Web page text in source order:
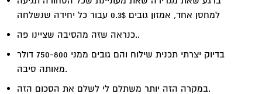
למחסן אחד, אמזון גובים 0.3$ עבור כל יחידה שנשלחה
כנראה שזה מהסיבה שציינו פה..
בדיוק יצרתי תכנית שילוח והם גובים ממני 750-800 דולר
מאותה סיבה.
במקרה הזה יותר משתלם לי לשלם את הסכום הזה.